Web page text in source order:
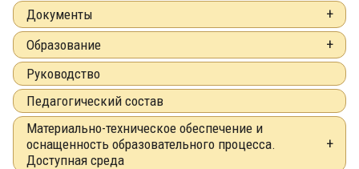
Документы
Образование
Руководство
Педагогический состав
Материально-техническое обеспечение и
оснащенность образовательного процесса.
Доступная среда